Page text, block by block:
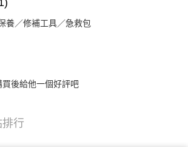
養／修補工具／急救包
後給他一個好評吧
排行